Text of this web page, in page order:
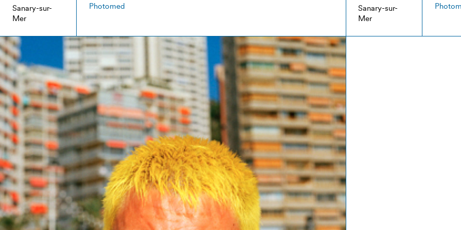
Sanary-sur-
Mer
Photomed
Sanary-sur-
Mer